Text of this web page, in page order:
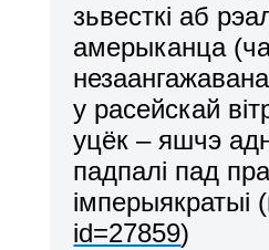
зьвесткі аб
амерыканца
у расейскай
уцёк – яшчэ
падпалі пад
імперыякратыі
id=27859)